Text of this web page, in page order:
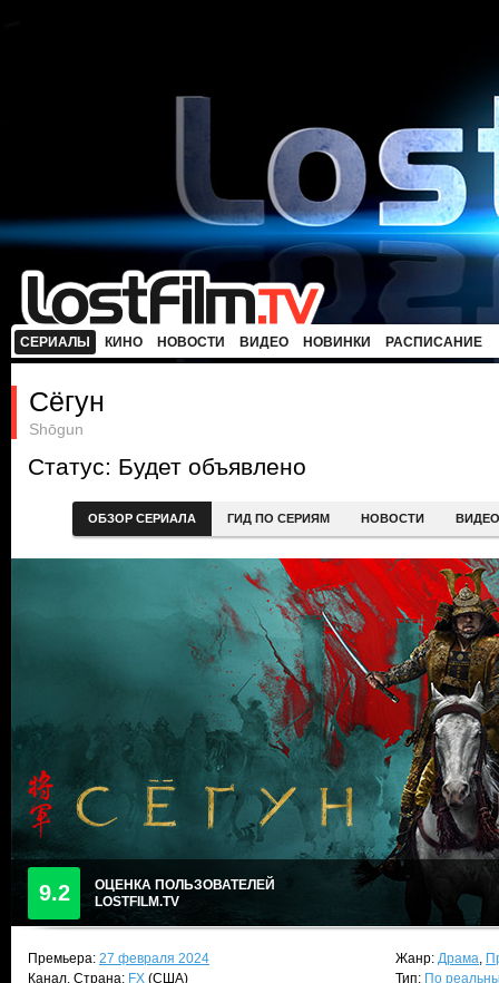
СЕРИАЛЫ КИНО НОВОСТИ ВИДЕО НОВИНКИ РАСПИСАНИЕ
Сёгун
Shōgun
Статус: Будет объявлено
ОБЗОР СЕРИАЛА ГИД ПО СЕРИЯМ НОВОСТИ ВИДЕО
9.2
ОЦЕНКА ПОЛЬЗОВАТЕЛЕЙ
LOSTFILM.TV
Премьера: 27 февраля 2024
Канал, Страна: FX (США)
Жанр: Драма,
Тип: По